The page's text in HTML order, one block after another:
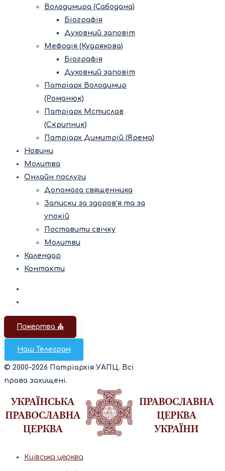
Володимира (Сабодана)
Біографія
Духовний заповіт
Мефодія (Кудрякова)
Біографія
Духовний заповіт
Патріарх Володимир
(Романюк)
Патріарх Мстислав
(Скрипник)
Патріарх Димитрій (Ярема)
Новини
Молитва
Онлайн послуги
Допомога священника
Записки за здоров’я та за
упокій
Поставити свічку
Молитви
Календар
Контакти
Пожертва ⛪️
Наш Телеграм
© 2000-2026 Патріархія УАПЦ. Всі
права захищені.
Київська церква